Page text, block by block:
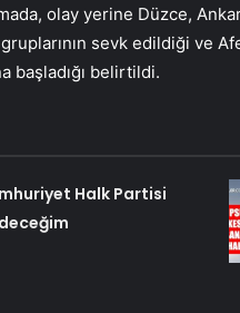
olay yerine Düzce,
gruplarının sevk edildiği ve
başladığı belirtildi.
Halk Partisi